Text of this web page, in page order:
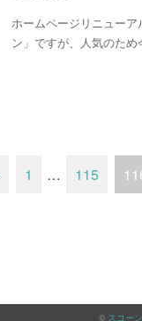
ホームページリニュー
ン」ですが、人気のた
1 … 115
© スコー